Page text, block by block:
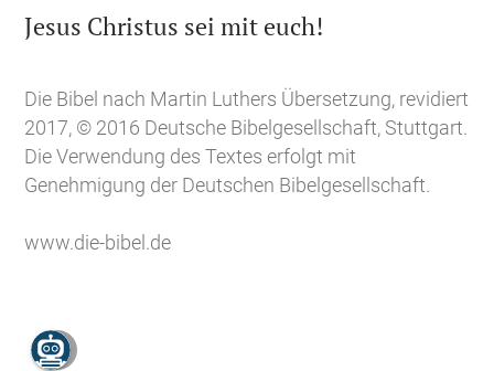
Jesus Christus sei mit euch!
Die Bibel nach Martin Luthers Übersetzung, revidiert
2017, © 2016 Deutsche Bibelgesellschaft, Stuttgart.
Die Verwendung des Textes erfolgt mit
Genehmigung der Deutschen Bibelgesellschaft.
www.die-bibel.de